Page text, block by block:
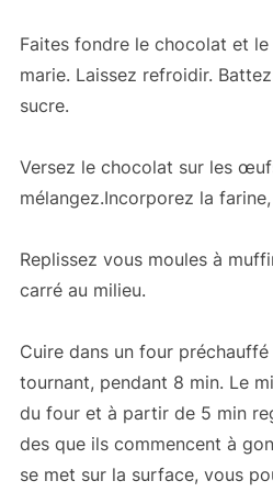
Faites fondre le chocolat et
marie. Laissez refroidir.
sucre.
Versez le chocolat sur les
mélangez.Incorporez la
Replissez vous moules à
carré au milieu.
Cuire dans un four
tournant, pendant 8 min. Le
du four et à partir de 5 min
des que ils commencent à
se met sur la surface, vous